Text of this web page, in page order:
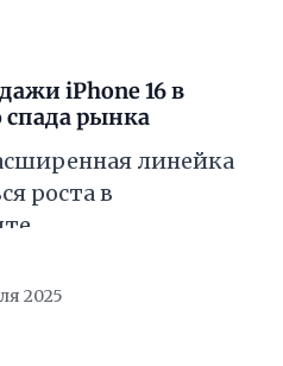
iPhone 16 в
рынка
линейка
роста в
2025